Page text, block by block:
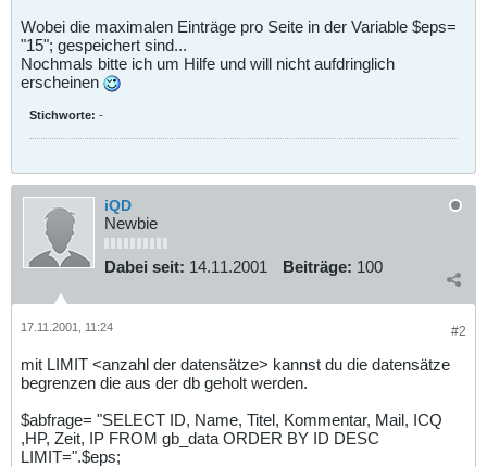
Wobei die maximalen Einträge pro Seite in der Variable $eps=
"15"; gespeichert sind...
Nochmals bitte ich um Hilfe und will nicht aufdringlich
erscheinen
Stichworte: -
iQD
Newbie
Dabei seit: 14.11.2001 Beiträge: 100
#2
17.11.2001, 11:24
mit LIMIT <anzahl der datensätze> kannst du die datensätze
begrenzen die aus der db geholt werden.
$abfrage= "SELECT ID, Name, Titel, Kommentar, Mail, ICQ
,HP, Zeit, IP FROM gb_data ORDER BY ID DESC
LIMIT=".$eps;